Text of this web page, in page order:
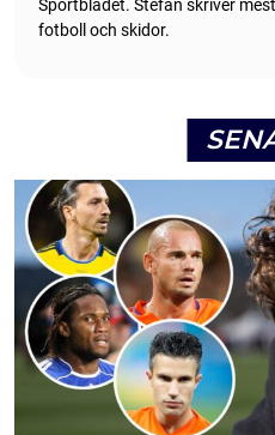
Sportbladet. Stefan skriver
fotboll och skidor.